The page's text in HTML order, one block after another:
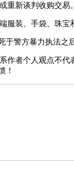
新谈判收购交易
服装、手袋、珠宝
于警方暴力执法
作者个人观点不
！